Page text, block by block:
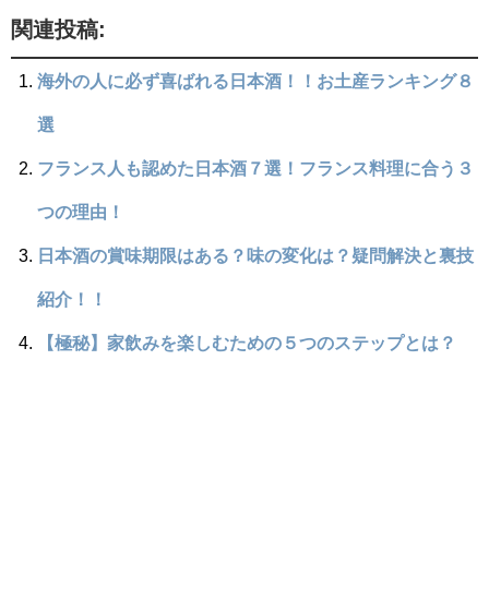
関連投稿:
海外の人に必ず喜ばれる日本酒！！お土産ランキング８
選
フランス人も認めた日本酒７選！フランス料理に合う３
つの理由！
日本酒の賞味期限はある？味の変化は？疑問解決と裏技
紹介！！
【極秘】家飲みを楽しむための５つのステップとは？